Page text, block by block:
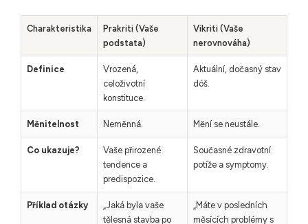
Charakteristika
Prakriti (Vaše
podstata)
Vikriti (Vaše
nerovnováha)
Definice
Vrozená,
celoživotní
konstituce.
Aktuální, dočasný stav
dóš.
Měnitelnost Neměnná. Mění se neustále.
Co ukazuje?
Vaše přirozené
tendence a
predispozice.
Současné zdravotní
potíže a symptomy.
Příklad otázky
„Jaká byla vaše
tělesná stavba po
„Máte v posledních
měsících problémy s